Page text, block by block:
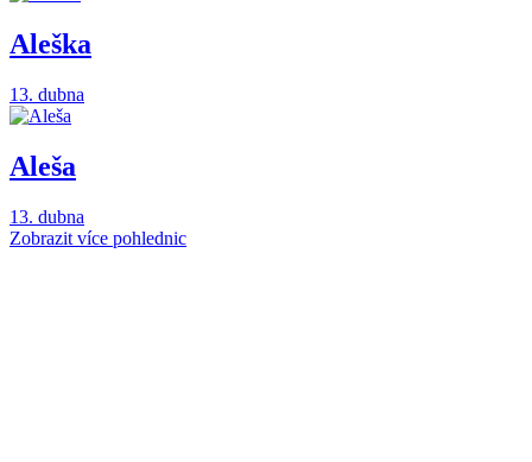
Aleška
13. dubna
Aleša
13. dubna
Zobrazit více pohlednic